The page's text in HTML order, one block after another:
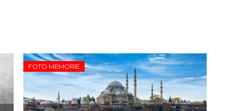
FOTO MEMORIE